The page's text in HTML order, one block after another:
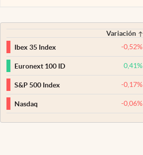
Variación
Ibex 35 Index
-0,52%
Euronext 100 ID 0,41%
S&P 500 Index -0,17%
Nasdaq -0,06%